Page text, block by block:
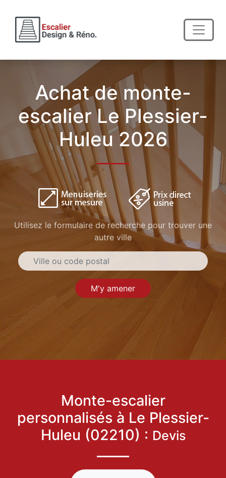
Achat de monte-
escalier Le Plessier-
Huleu 2026
Utilisez le formulaire de recherche pour trouver une
autre ville
M'y amener
Monte-escalier
personnalisés à Le Plessier-
Huleu (02210) : Devis